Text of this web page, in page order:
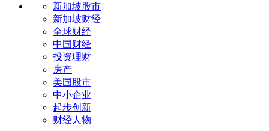
新加坡股市
新加坡财经
全球财经
中国财经
投资理财
房产
美国股市
中小企业
起步创新
财经人物